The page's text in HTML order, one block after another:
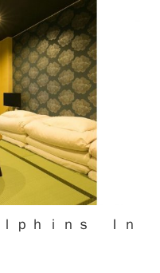
ｐｈｉｎｓ Ｉｎ